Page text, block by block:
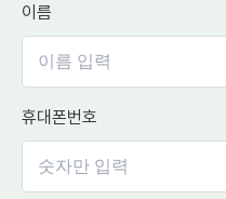
이름
휴대폰번호